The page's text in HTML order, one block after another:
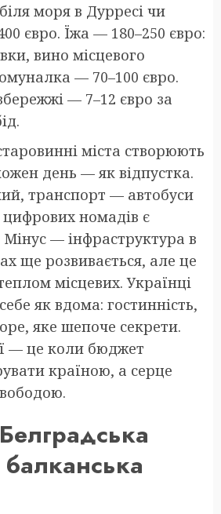
моря в Дурресі чи
євро. Їжа — 180–250 євро:
вино місцевого
— 70–100 євро.
— 7–12 євро за
міста створюють
день — як відпустка.
транспорт — автобуси
номадів є
Мінус — інфраструктура в
ще розвивається, але це
місцевих. Українці
як вдома: гостинність,
яке шепоче секрети.
— це коли бюджет
країною, а серце
балканська